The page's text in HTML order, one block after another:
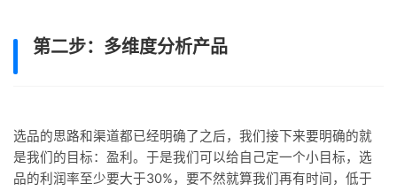
第二步：多维度分析产品
选品的思路和渠道都已经明确了之后，我们接下来要明确的就
是我们的目标：盈利。于是我们可以给自己定一个小目标，选
品的利润率至少要大于30%，要不然就算我们再有时间，低于